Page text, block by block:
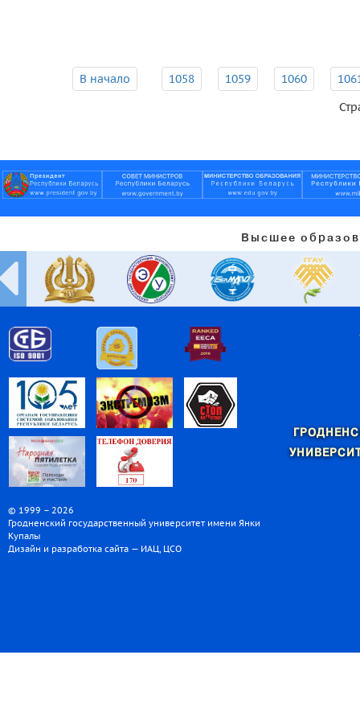
В начало 1058 1059 1060
Высшее
© 1999 – 2026
Гродненский государственный университет имени Янки
Купалы
Дизайн и разработка сайта — ИАЦ, ЦСО